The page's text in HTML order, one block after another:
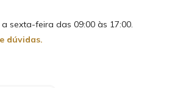
sexta-feira das 09:00 às 17:00.
dúvidas.